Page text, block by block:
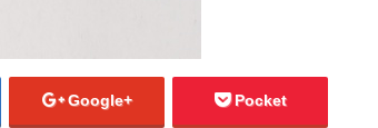
Google+ Pocket